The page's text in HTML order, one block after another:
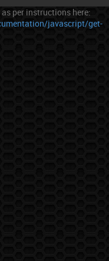
per instructions here:
javascript/get-